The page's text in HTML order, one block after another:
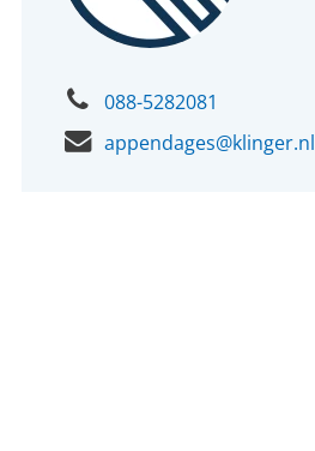
088-5282081
appendages@klinger.nl